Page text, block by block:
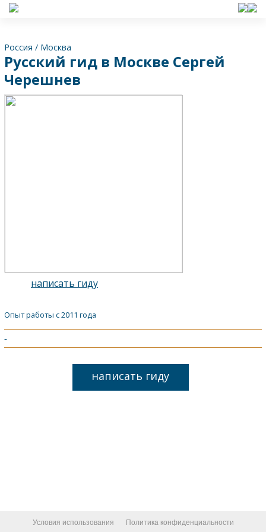
Россия / Москва
Русский гид в Москве Сергей
Черешнев
написать гиду
Опыт работы с 2011 года
-
написать гиду
Условия использования Политика конфиденциальности